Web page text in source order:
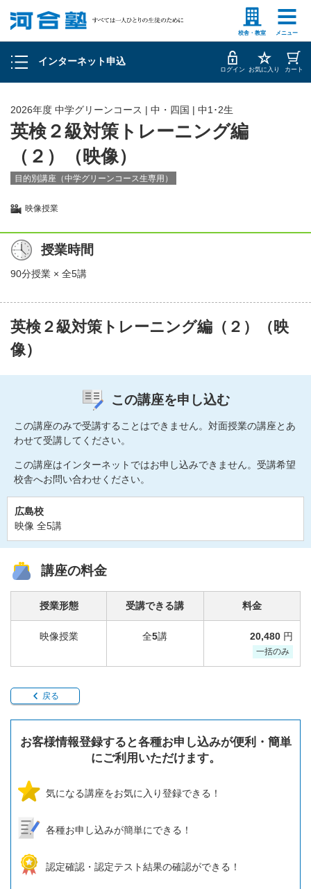
校舎・教室 メニュー
塾生の方 高等学校の先生
インターネット申込
申込履歴の確認
お客様情報の確認・変更 ログイン お気に入り カート
2026年度 中学グリーンコース | 中・四国 | 中1･2生
英検２級対策トレーニング編
（２）（映像）
目的別講座（中学グリーンコース生専用）
映像授業
授業時間
90分授業 × 全5講
英検２級対策トレーニング編（２）（映
像）
この講座を申し込む
この講座のみで受講することはできません。対面授業の講座とあ
わせて受講してください。
この講座はインターネットではお申し込みできません。受講希望
校舎へお問い合わせください。
広島校
映像 全5講
講座の料金
授業形態
映像授業
受講できる講
全5講
料金
20,480 円
一括のみ
戻る
お客様情報登録すると各種お申し込みが便利・簡単
にご利用いただけます。
気になる講座をお気に入り登録できる！
各種お申し込みが簡単にできる！
認定確認・認定テスト結果の確認ができる！